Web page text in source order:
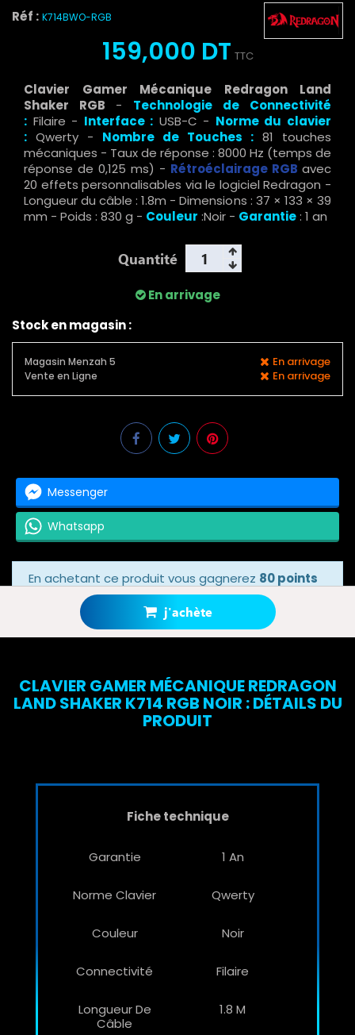
Réf : K714BWO-RGB
159,000 DT TTC
Clavier Gamer Mécanique Redragon Land
Shaker RGB - Technologie de Connectivité
: Filaire - Interface : USB-C - Norme du clavier
: Qwerty - Nombre de Touches : 81 touches
mécaniques - Taux de réponse : 8000 Hz (temps de
réponse de 0,125 ms) - Rétroéclairage RGB avec
20 effets personnalisables via le logiciel Redragon -
Longueur du câble : 1.8m - Dimensions : 37 × 133 × 39
mm - Poids : 830 g - Couleur :Noir - Garantie: 1 an
Quantité
j'achète
En arrivage
Stock en magasin :
Magasin Menzah 5 En arrivage
Vente en Ligne En arrivage
Messenger
Whatsapp
En achetant ce produit vous gagnerez 80 points
grâce à notre programme de fidélité.
Votre panier totalisera80 points bonus
CLAVIER GAMER MÉCANIQUE REDRAGON
LAND SHAKER K714 RGB NOIR : DÉTAILS DU
PRODUIT
Fiche technique
Garantie 1 An
Norme Clavier Qwerty
Couleur Noir
Connectivité Filaire
Longueur De
Câble
1.8 M